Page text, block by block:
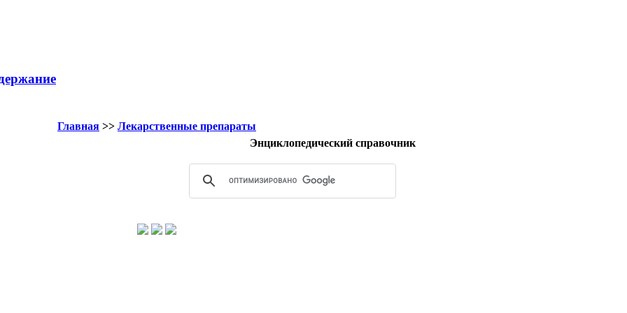
Главная >> Лекарственные препараты
Энциклопедический справочник